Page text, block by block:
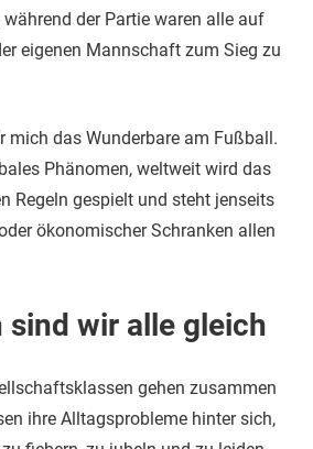
der Partie waren alle auf
eigenen Mannschaft zum Sieg zu
mich das Wunderbare am Fußball.
Phänomen, weltweit wird das
Regeln gespielt und steht jenseits
ökonomischer Schranken allen
sind wir alle gleich
gehen zusammen
ihre Alltagsprobleme hinter sich,